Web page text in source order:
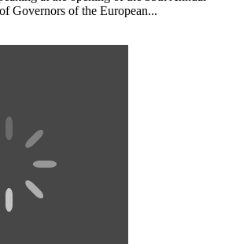
Governors of the European...